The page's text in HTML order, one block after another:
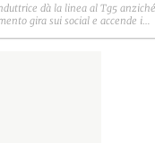
dà la linea al Tg5 anziché
gira sui social e accende i